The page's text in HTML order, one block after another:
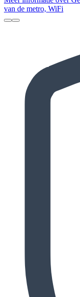
van de metro, WiFi